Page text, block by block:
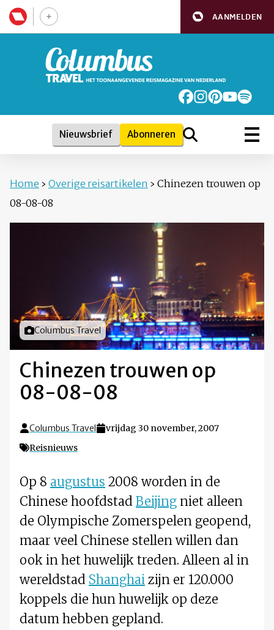
AANMELDEN
Nieuwsbrief Abonneren
Home › Overige reisartikelen › Chinezen trouwen op
08-08-08
Foto door
Columbus Travel
Chinezen trouwen op
08-08-08
Columbus Travel
vrijdag 30 november, 2007
Reisnieuws
Op 8 augustus 2008 worden in de
Chinese hoofdstad Beijing niet alleen
de Olympische Zomerspelen geopend,
maar veel Chinese stellen willen dan
ook in het huwelijk treden. Alleen al in
wereldstad Shanghai zijn er 120.000
koppels die hun huwelijk op deze
datum hebben gepland.